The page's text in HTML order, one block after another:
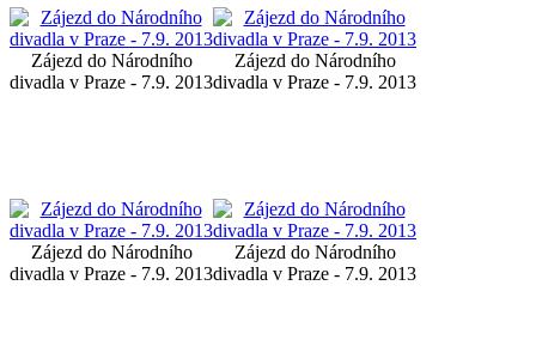
Zájezd do Národního
divadla v Praze - 7.9. 2013
Zájezd do Národního
divadla v Praze - 7.9. 2013
Zájezd do Národního
divadla v Praze - 7.9. 2013
Zájezd do Národního
divadla v Praze - 7.9. 2013